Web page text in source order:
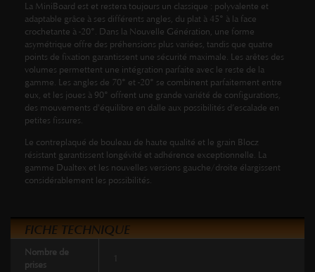
La MiniBoard est et restera toujours un classique : polyvalente et
adaptable grâce à ses différents angles, du plat à 45° à la face
crochetante à -20°. Dans la Nouvelle Génération, une forme
asymétrique offre des préhensions plus variées, tandis que quatre
points de fixation garantissent une sécurité maximale. Les arêtes des
volumes permettent une intégration parfaite avec le reste de la
gamme. Les angles de 70° et -20° se combinent parfaitement entre
eux, et les joues à 90° offrent une grande variété de configurations,
des mouvements d'équilibre en dalle aux possibilités d’escalade en
petites fissures.
Le contreplaqué de bouleau de haute qualité et le grain Blocz
résistant garantissent longévité et adhérence exceptionnelle. La
gamme Dualtex et les nouvelles versions gauche/droite élargissent
considérablement les possibilités.
FICHE TECHNIQUE
Nombre de
prises